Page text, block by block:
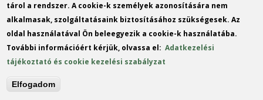
More events
MO
TU WE TH FR SA
SU
3
tárol a rendszer. A cookie-k személyek azonosítására nem
alkalmasak, szolgáltatásaink biztosításához szükségesek. Az
oldal használatával Ön beleegyezik a cookie-k használatába.
További információért kérjük, olvassa el:Adatkezelési
tájékoztató és cookie kezelési szabályzat
Elfogadom